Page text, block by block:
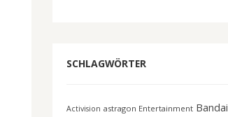
SCHLAGWÖRTER
Activision astragon Entertainment Bandai